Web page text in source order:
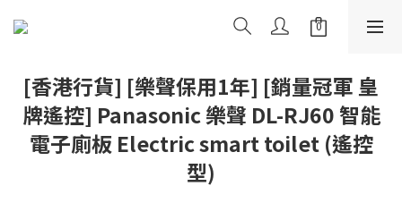
[香港行貨] [樂聲保用1年] [銷量冠軍 皇
牌遙控] Panasonic 樂聲 DL-RJ60 智能
電子廁板 Electric smart toilet (遙控
型)